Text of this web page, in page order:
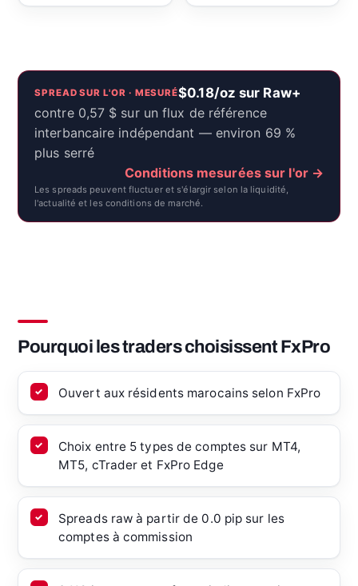
SPREAD SUR L'OR · MESURÉ$0.18/oz sur Raw+
contre 0,57 $ sur un flux de référence
interbancaire indépendant — environ 69 %
plus serré
Conditions mesurées sur l'or →
Les spreads peuvent fluctuer et s'élargir selon la liquidité,
l'actualité et les conditions de marché.
Pourquoi les traders choisissent FxPro
Ouvert aux résidents marocains selon FxPro
Choix entre 5 types de comptes sur MT4,
MT5, cTrader et FxPro Edge
Spreads raw à partir de 0.0 pip sur les
comptes à commission